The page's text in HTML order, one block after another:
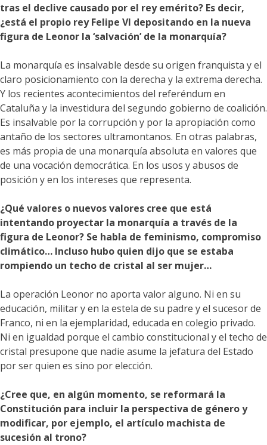
tras el declive causado por el rey emérito? Es decir,
¿está el propio rey Felipe VI depositando en la nueva
figura de Leonor la ‘salvación’ de la monarquía?
La monarquía es insalvable desde su origen franquista y el
claro posicionamiento con la derecha y la extrema derecha.
Y los recientes acontecimientos del referéndum en
Cataluña y la investidura del segundo gobierno de coalición.
Es insalvable por la corrupción y por la apropiación como
antaño de los sectores ultramontanos. En otras palabras,
es más propia de una monarquía absoluta en valores que
de una vocación democrática. En los usos y abusos de
posición y en los intereses que representa.
¿Qué valores o nuevos valores cree que está
intentando proyectar la monarquía a través de la
figura de Leonor? Se habla de feminismo, compromiso
climático… Incluso hubo quien dijo que se estaba
rompiendo un techo de cristal al ser mujer…
La operación Leonor no aporta valor alguno. Ni en su
educación, militar y en la estela de su padre y el sucesor de
Franco, ni en la ejemplaridad, educada en colegio privado.
Ni en igualdad porque el cambio constitucional y el techo de
cristal presupone que nadie asume la jefatura del Estado
por ser quien es sino por elección.
¿Cree que, en algún momento, se reformará la
Constitución para incluir la perspectiva de género y
modificar, por ejemplo, el artículo machista de
sucesión al trono?